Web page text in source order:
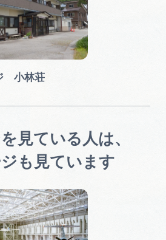
小林荘
見ている人は、
も見ています